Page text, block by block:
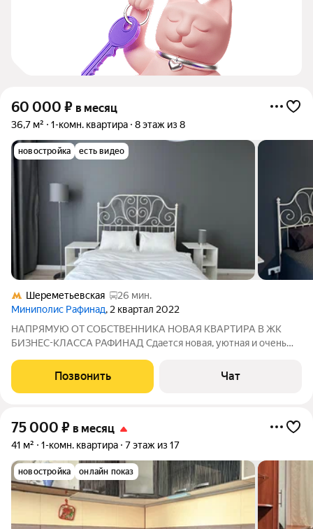
60 000 ₽ в месяц
36,7 м² 1-комн. квартира 8 этаж из 8
новостройка есть видео
Шереметьевская
26 мин.
Миниполис Рафинад, 2 квартал 2022
НАПРЯМУЮ ОТ СОБСТВЕННИКА НОВАЯ КВАРТИРА В ЖК
БИЗНЕС-КЛАССА РАФИНАД Сдается новая, уютная и очень
под окнами. Закрытая территория, набережная, кофейня в
доме и всего 10 минут до Шереметьево.
Позвонить Чат
75 000 ₽ в месяц
41 м² 1-комн. квартира 7 этаж из 17
новостройка онлайн показ